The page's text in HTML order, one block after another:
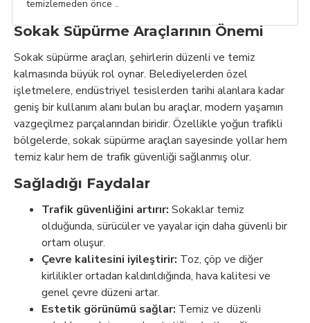
temizlemeden önce ..
Sokak Süpürme Araçlarının Önemi
Sokak süpürme araçları, şehirlerin düzenli ve temiz
kalmasında büyük rol oynar. Belediyelerden özel
işletmelere, endüstriyel tesislerden tarihi alanlara kadar
geniş bir kullanım alanı bulan bu araçlar, modern yaşamın
vazgeçilmez parçalarından biridir. Özellikle yoğun trafikli
bölgelerde, sokak süpürme araçları sayesinde yollar hem
temiz kalır hem de trafik güvenliği sağlanmış olur.
Sağladığı Faydalar
Trafik güvenliğini artırır: Sokaklar temiz
olduğunda, sürücüler ve yayalar için daha güvenli bir
ortam oluşur.
Çevre kalitesini iyileştirir: Toz, çöp ve diğer
kirlilikler ortadan kaldırıldığında, hava kalitesi ve
genel çevre düzeni artar.
Estetik görünümü sağlar: Temiz ve düzenli